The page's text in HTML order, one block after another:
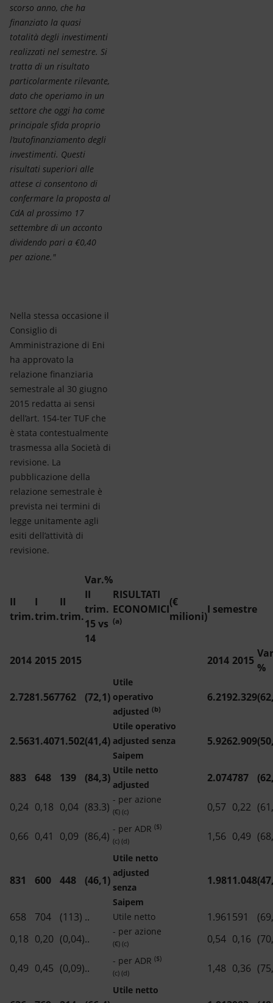
scorso anno, che ha
finanziato la quasi
totalità degli investimenti
realizzati nel semestre. Si
tratta di un risultato
particolarmente rilevante,
dato che operiamo in un
settore che oggi ha come
principale sfida proprio
l’autofinanziamento degli
investimenti. Questi
risultati superiori alle
attese ci consentono di
confermare la proposta al
CdA al prossimo 17
settembre di un acconto
dividendo pari a €0,40
per azione."
Nella stessa occasione il
Consiglio di
Amministrazione di Eni
ha approvato la
relazione finanziaria
semestrale al 30 giugno
2015 redatta ai sensi
dell’art. 154-ter TUF che
è stata contestualmente
trasmessa alla Società di
revisione. La
pubblicazione della
relazione semestrale è
prevista nei termini di
legge unitamente agli
esiti dell’attività di
revisione.
II
trim.
I
trim.
II
trim.
Var.%
II
trim.
15 vs
14
RISULTATI
ECONOMICI
(a)
(€
milioni)
I semestre
2014 2015 2015 2014 2015
%
2.7281.567762 (72,1)
Utile
operativo
adjusted (b)
6.2192.329
2.5631.4071.502(41,4)
Utile operativo
adjusted senza
Saipem
5.9262.909
883 648 139 (84,3)
Utile netto
adjusted
2.074787
0,24 0,18 0,04 (83.3)
- per azione
(€) (c) 0,57 0,22
0,66 0,41 0,09 (86,4)
- per ADR ($)
(c) (d)
1,56 0,49
831 600 448 (46,1)
Utile netto
adjusted
senza
Saipem
1.9811.048
658 704 (113) .. Utile netto 1.961 591
0,18 0,20 (0,04)..
- per azione
(€) (c) 0,54 0,16
0,49 0,45 (0,09)..
- per ADR ($)
(c) (d)
1,48 0,36
Utile netto